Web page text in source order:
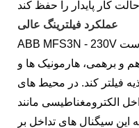
عملکرد فیلترینگ عالی
ABB MFS3N - 230V دارای قابلیت های فیلترینگ عالی است
و برهمی، هارمونیک ها و
فیلتر کند. در محیط های
الکترومغناطیسی مانند
این سیگنال های تداخل بر